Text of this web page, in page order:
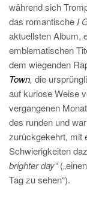
während sich
das romantische I
aktuellsten Album,
emblematischen
dem wiegenden
Town, die
auf kuriose Weise
vergangenen
des runden und
zurückgekehrt, mit
Schwierigkeiten
brighter day“
Tag zu sehen“).